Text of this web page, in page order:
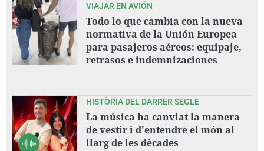
VIAJAR EN AVIÓN
Todo lo que cambia con la nueva
normativa de la Unión Europea
para pasajeros aéreos: equipaje,
retrasos e indemnizaciones
HISTÒRIA DEL DARRER SEGLE
La música ha canviat la manera
de vestir i d'entendre el món al
llarg de les dècades